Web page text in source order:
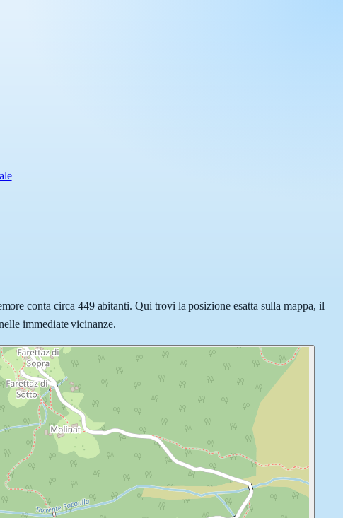
conta circa 449 abitanti. Qui trovi la posizione esatta sulla mappa, il
immediate vicinanze.